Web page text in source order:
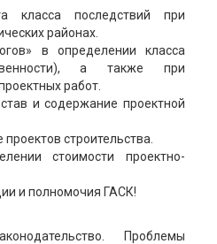
класса последствий при
районах.
в определении класса
а также при
работ.
и содержание проектной
строительства.
стоимости проектно-
и полномочия ГАСК!
Проблемы